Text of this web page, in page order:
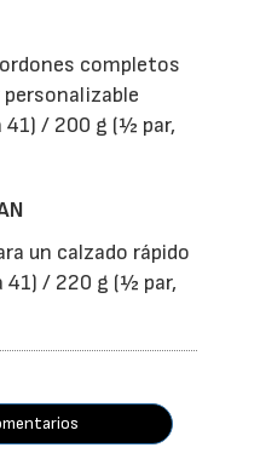
completos
41) / 200 g (½ par,
un calzado rápido
41) / 220 g (½ par,